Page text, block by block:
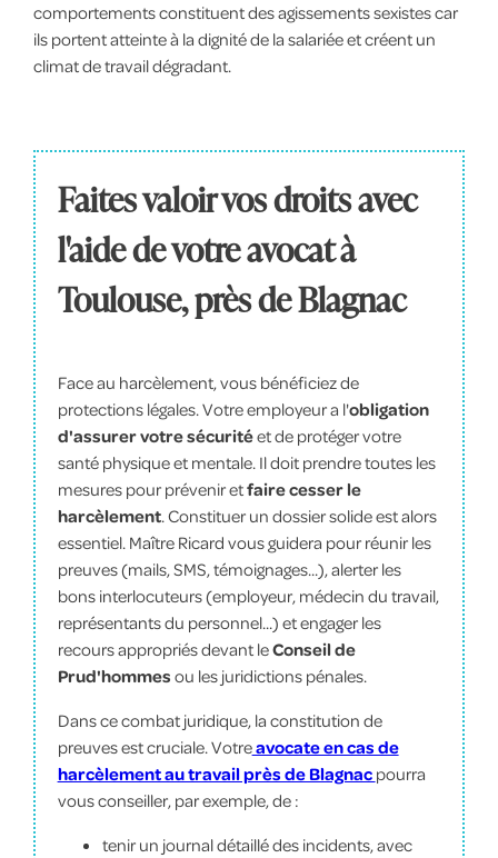
comportements constituent des agissements sexistes car
ils portent atteinte à la dignité de la salariée et créent un
climat de travail dégradant.
Faites valoir vos droits avec
l'aide de votre avocat à
Toulouse, près de Blagnac
Face au harcèlement, vous bénéficiez de
protections légales. Votre employeur a l'obligation
d'assurer votre sécuritéet de protéger votre
santé physique et mentale. Il doit prendre toutes les
mesures pour prévenir etfaire cesser le
harcèlement. Constituer un dossier solide est alors
essentiel. Maître Ricard vous guidera pour réunir les
preuves (mails, SMS, témoignages...), alerter les
bons interlocuteurs (employeur, médecin du travail,
représentants du personnel...) et engager les
recours appropriés devant leConseil de
Prud'hommes ou les juridictions pénales.
Dans ce combat juridique, la constitution de
preuves est cruciale. Votreavocate en cas de
harcèlement au travail près de Blagnac pourra
vous conseiller, par exemple, de :
tenir un journal détaillé des incidents, avec